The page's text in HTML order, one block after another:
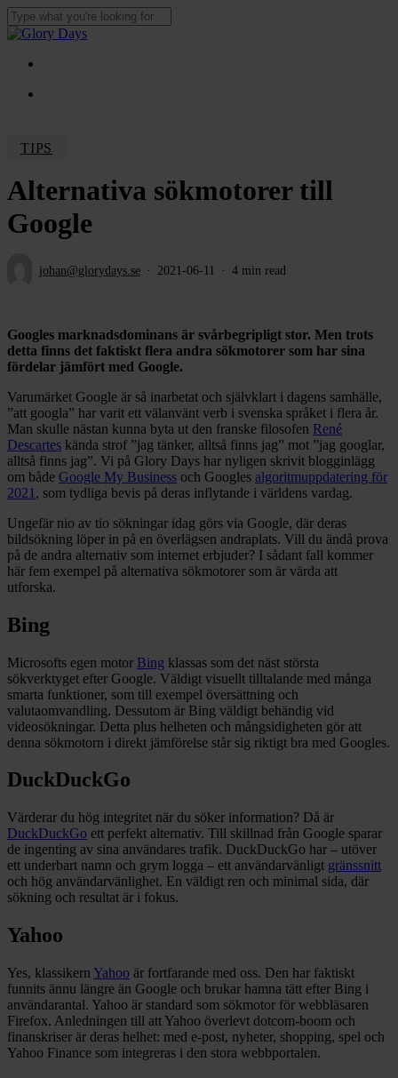
Skip
to
content
Close
Menu
TIPS
Alternativa sökmotorer till
Google
johan@glorydays.se 2021-06-11 4 min read
Googles marknadsdominans är svårbegripligt stor. Men trots
detta finns det faktiskt flera andra sökmotorer som har sina
fördelar jämfört med Google.
Varumärket Google är så inarbetat och självklart i dagens samhälle,
”att googla” har varit ett välanvänt verb i svenska språket i flera år.
Man skulle nästan kunna byta ut den franske filosofen René
Descartes kända strof ”jag tänker, alltså finns jag” mot ”jag googlar,
alltså finns jag”. Vi på Glory Days har nyligen skrivit blogginlägg
om både Google My Business och Googles algoritmuppdatering för
2021 , som tydliga bevis på deras inflytande i världens vardag.
Ungefär nio av tio sökningar idag görs via Google, där deras
bildsökning löper in på en överlägsen andraplats. Vill du ändå prova
på de andra alternativ som internet erbjuder? I sådant fall kommer
här fem exempel på alternativa sökmotorer som är värda att
utforska.
Bing
Microsofts egen motor Bing klassas som det näst största
sökverktyget efter Google. Väldigt visuellt tilltalande med många
smarta funktioner, som till exempel översättning och
valutaomvandling. Dessutom är Bing väldigt behändig vid
videosökningar. Detta plus helheten och mångsidigheten gör att
denna sökmotorn i direkt jämförelse står sig riktigt bra med Googles.
DuckDuckGo
Värderar du hög integritet när du söker information? Då är
DuckDuckGo ett perfekt alternativ. Till skillnad från Google sparar
de ingenting av sina användares trafik. DuckDuckGo har – utöver
ett underbart namn och grym logga – ett användarvänligt gränssnitt
och hög användarvänlighet. En väldigt ren och minimal sida, där
sökning och resultat är i fokus.
Yahoo
Yes, klassikern Yahoo är fortfarande med oss. Den har faktiskt
funnits ännu längre än Google och brukar hamna tätt efter Bing i
användarantal. Yahoo är standard som sökmotor för webbläsaren
Firefox. Anledningen till att Yahoo överlevt dotcom-boom och
finanskriser är deras helhet: med e-post, nyheter, shopping, spel och
Yahoo Finance som integreras i den stora webbportalen.